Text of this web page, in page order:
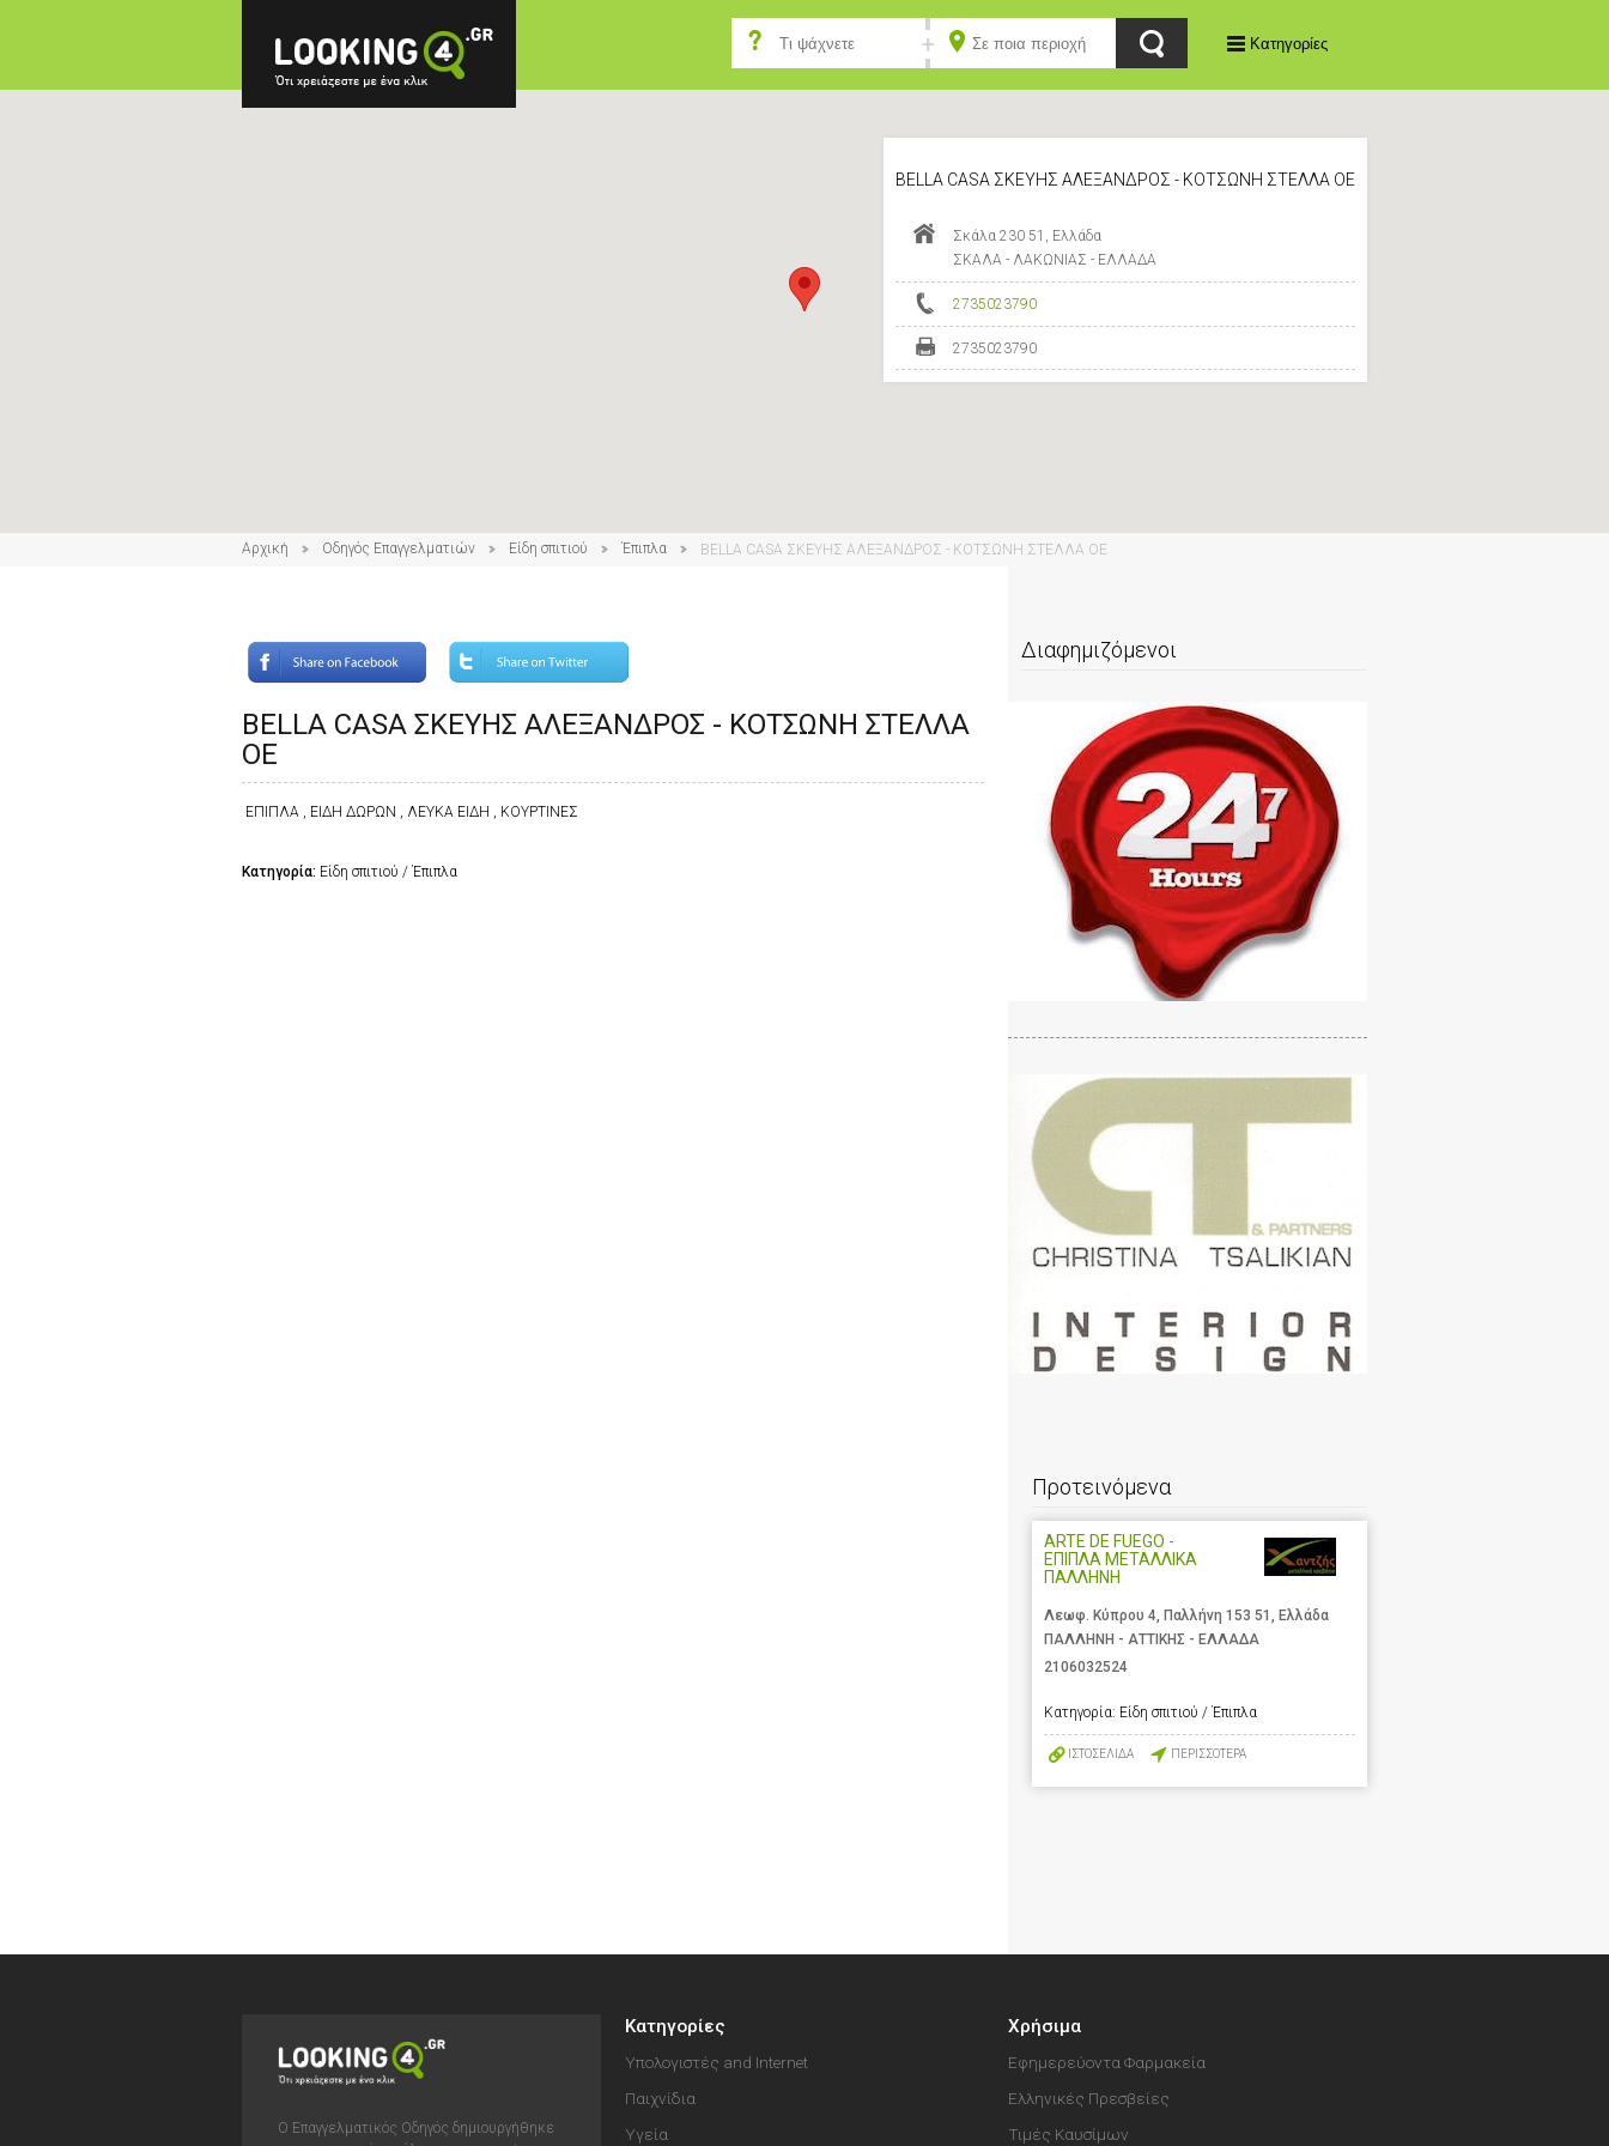
Κατηγορίες
BELLA CASA ΣΚΕΥΗΣ ΑΛΕΞΑΝΔΡΟΣ - ΚΟΤΣΩΝΗ ΣΤΕΛΛΑ ΟΕ
Σκάλα 230 51, Ελλάδα
ΣΚΑΛΑ - ΛΑΚΩΝΙΑΣ - ΕΛΛΑΔΑ
2735023790
2735023790
Αρχική Οδηγός Επαγγελματιών Είδη σπιτιού Έπιπλα BELLA CASA ΣΚΕΥΗΣ ΑΛΕΞΑΝΔΡΟΣ - ΚΟΤΣΩΝΗ ΣΤΕΛΛΑ ΟΕ
BELLA CASA ΣΚΕΥΗΣ ΑΛΕΞΑΝΔΡΟΣ - ΚΟΤΣΩΝΗ ΣΤΕΛΛΑ
ΟΕ
ΕΠΙΠΛΑ , ΕΙΔΗ ΔΩΡΩΝ , ΛΕΥΚΑ ΕΙΔΗ , ΚΟΥΡΤΙΝΕΣ
Κατηγορία: Είδη σπιτιού / Έπιπλα
Διαφημιζόμενοι
Προτεινόμενα
ARTE DE FUEGO -
ΕΠΙΠΛΑ ΜΕΤΑΛΛΙΚΑ
ΠΑΛΛΗΝΗ
Λεωφ. Κύπρου 4, Παλλήνη 153 51, Ελλάδα
ΠΑΛΛΗΝΗ - ΑΤΤΙΚΗΣ - ΕΛΛΑΔΑ
2106032524
Κατηγορία: Είδη σπιτιού / Έπιπλα
ΙΣΤΟΣΕΛΙΔΑ ΠΕΡΙΣΣΟΤΕΡΑ
Ο Επαγγελματικός Οδηγός δημιουργήθηκε
Κατηγορίες
Υπολογιστές and Internet
Παιχνίδια
Υγεία
Χρήσιμα
Εφημερεύοντα Φαρμακεία
Ελληνικές Πρεσβείες
Τιμές Καυσίμων